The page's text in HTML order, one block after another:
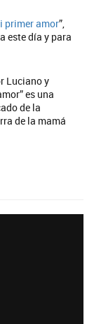
primer amor”,
este día y para
Luciano y
es una
de la
de la mamá